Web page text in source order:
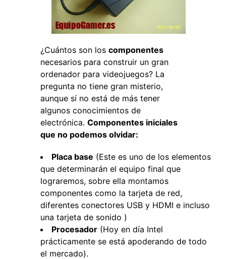
¿Cuántos son los componentes
necesarios para construir un gran
ordenador para videojuegos? La
pregunta no tiene gran misterio,
aunque sí no está de más tener
algunos conocimientos de
electrónica. Componentes iniciales
que no podemos olvidar:
Placa base (Este es uno de los elementos
que determinarán el equipo final que
lograremos, sobre ella montamos
componentes como la tarjeta de red,
diferentes conectores USB y HDMI e incluso
una tarjeta de sonido )
Procesador (Hoy en día Intel
prácticamente se está apoderando de todo
el mercado).